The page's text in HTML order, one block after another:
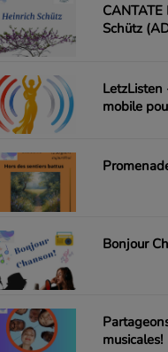
Schütz
LetzListen
mobile
Bonjour
musicales!